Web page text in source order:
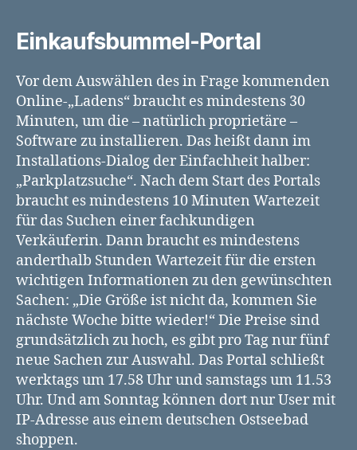
Einkaufsbummel-Portal
Vor dem Auswählen des in Frage kommenden
Online-„Ladens“ braucht es mindestens 30
Minuten, um die – natürlich proprietäre –
Software zu installieren. Das heißt dann im
Installations-Dialog der Einfachheit halber:
„Parkplatzsuche“. Nach dem Start des Portals
braucht es mindestens 10 Minuten Wartezeit
für das Suchen einer fachkundigen
Verkäuferin. Dann braucht es mindestens
anderthalb Stunden Wartezeit für die ersten
wichtigen Informationen zu den gewünschten
Sachen: „Die Größe ist nicht da, kommen Sie
nächste Woche bitte wieder!“ Die Preise sind
grundsätzlich zu hoch, es gibt pro Tag nur fünf
neue Sachen zur Auswahl. Das Portal schließt
werktags um 17.58 Uhr und samstags um 11.53
Uhr. Und am Sonntag können dort nur User mit
IP-Adresse aus einem deutschen Ostseebad
shoppen.